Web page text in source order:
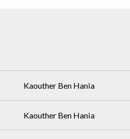
Kaouther Ben Hania
Kaouther Ben Hania